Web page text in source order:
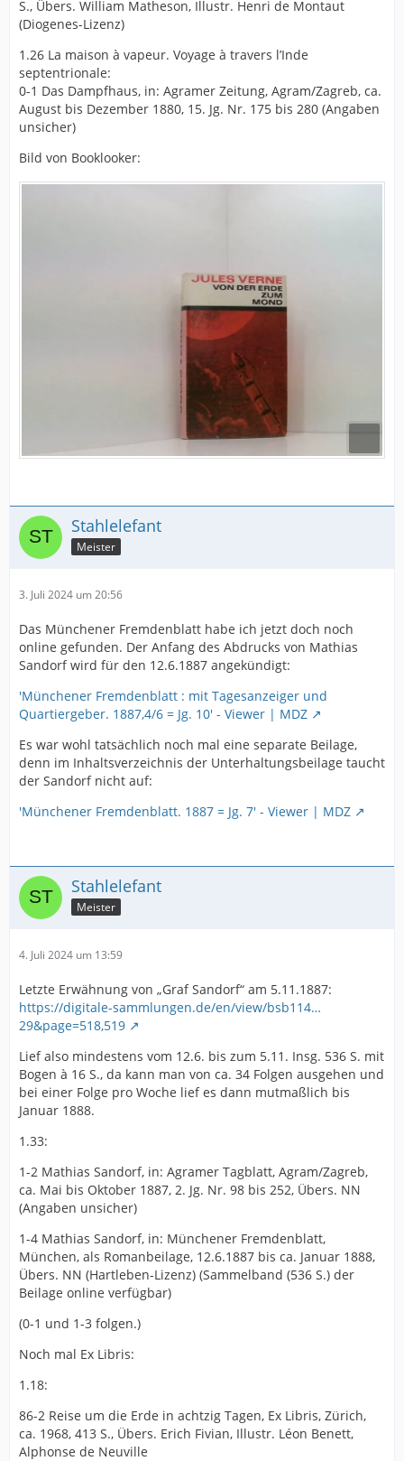
S., Übers. William Matheson, Illustr. Henri de Montaut
(Diogenes-Lizenz)
1.26 La maison à vapeur. Voyage à travers l’Inde
septentrionale:
0-1 Das Dampfhaus, in: Agramer Zeitung, Agram/Zagreb, ca.
August bis Dezember 1880, 15. Jg. Nr. 175 bis 280 (Angaben
unsicher)
Bild von Booklooker:
Stahlelefant
Meister
3. Juli 2024 um 20:56
Das Münchener Fremdenblatt habe ich jetzt doch noch
online gefunden. Der Anfang des Abdrucks von Mathias
Sandorf wird für den 12.6.1887 angekündigt:
'Münchener Fremdenblatt : mit Tagesanzeiger und
Quartiergeber. 1887,4/6 = Jg. 10' - Viewer | MDZ
Es war wohl tatsächlich noch mal eine separate Beilage,
denn im Inhaltsverzeichnis der Unterhaltungsbeilage taucht
der Sandorf nicht auf:
'Münchener Fremdenblatt. 1887 = Jg. 7' - Viewer | MDZ
Stahlelefant
Meister
4. Juli 2024 um 13:59
Letzte Erwähnung von „Graf Sandorf“ am 5.11.1887:
https://digitale-sammlungen.de/en/view/bsb114…
29&page=518,519
Lief also mindestens vom 12.6. bis zum 5.11. Insg. 536 S. mit
Bogen à 16 S., da kann man von ca. 34 Folgen ausgehen und
bei einer Folge pro Woche lief es dann mutmaßlich bis
Januar 1888.
1.33:
1-2 Mathias Sandorf, in: Agramer Tagblatt, Agram/Zagreb,
ca. Mai bis Oktober 1887, 2. Jg. Nr. 98 bis 252, Übers. NN
(Angaben unsicher)
1-4 Mathias Sandorf, in: Münchener Fremdenblatt,
München, als Romanbeilage, 12.6.1887 bis ca. Januar 1888,
Übers. NN (Hartleben-Lizenz) (Sammelband (536 S.) der
Beilage online verfügbar)
(0-1 und 1-3 folgen.)
Noch mal Ex Libris:
1.18:
86-2 Reise um die Erde in achtzig Tagen, Ex Libris, Zürich,
ca. 1968, 413 S., Übers. Erich Fivian, Illustr. Léon Benett,
Alphonse de Neuville